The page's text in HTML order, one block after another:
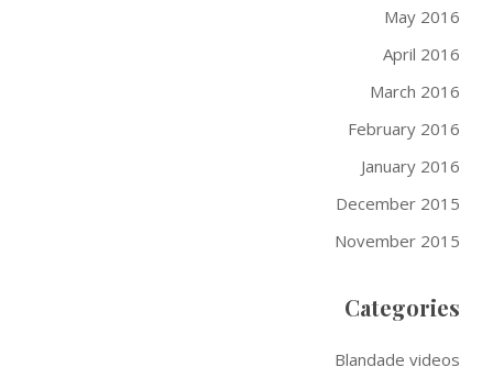
May 2016
April 2016
March 2016
February 2016
January 2016
December 2015
November 2015
Categories
Blandade videos